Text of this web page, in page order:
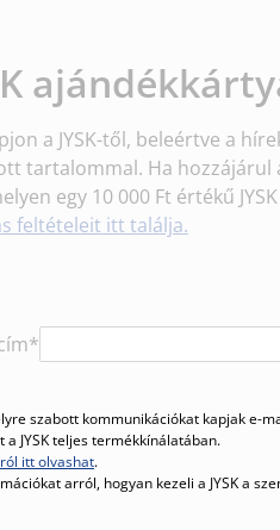
a JYSK-től, beleértve a
tartalommal. Ha
egy 10 000 Ft értékű
feltételeit itt találja.
szabott kommunikációkat kapjak e-
JYSK teljes termékkínálatában.
itt olvashat.
arról, hogyan kezeli a JYSK a